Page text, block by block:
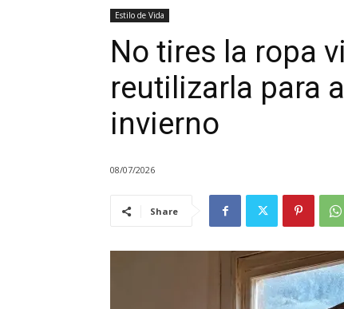
Estilo de Vida
No tires la ropa
reutilizarla para
invierno
08/07/2026
Share